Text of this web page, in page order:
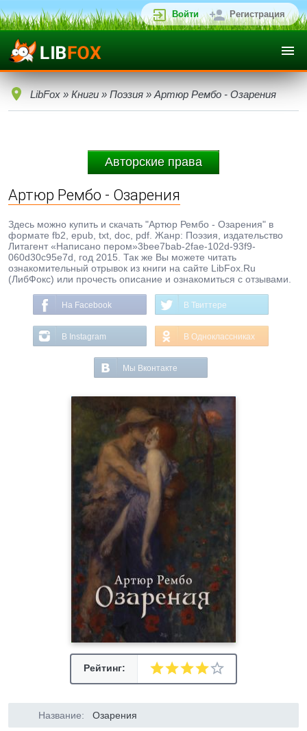
Войти Регистрация
LibFox » Книги » Поэзия » Артюр Рембо - Озарения
Авторские права
Артюр Рембо - Озарения
Здесь можно купить и скачать "Артюр Рембо - Озарения" в
формате fb2, epub, txt, doc, pdf. Жанр: Поэзия, издательство
Литагент «Написано пером»3bee7bab-2fae-102d-93f9-
060d30c95e7d, год 2015. Так же Вы можете читать
ознакомительный отрывок из книги на сайте LibFox.Ru
(ЛибФокс) или прочесть описание и ознакомиться с отзывами.
На Facebook В Твиттере
В Instagram В Одноклассниках
Мы Вконтакте
Рейтинг:
Название: Озарения